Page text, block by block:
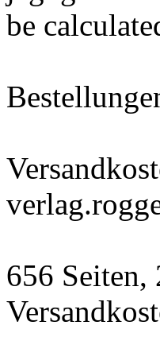
be
656